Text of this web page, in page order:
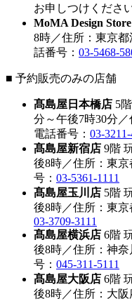
お申しつけください
MoMA Design Store
8時／住所：東京都
話番号： 03-5468-
■ 予約販売のみの店舗
髙島屋日本橋店 5
分～午後7時30分
電話番号： 03-
髙島屋新宿店 9階
後8時／住所：東
号： 03-5361-1111
髙島屋玉川店 5階
後8時／住所：東京
03-3709-3111
髙島屋横浜店 6階
後8時／住所：神
号： 045-311-5111
髙島屋大阪店 6階
後8時／住所：大